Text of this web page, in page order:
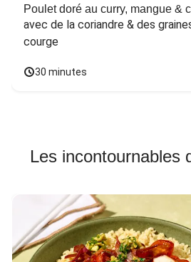
Poulet doré au curry, mangue &
avec de la coriandre & des
courge
30 minutes
Les incontournables